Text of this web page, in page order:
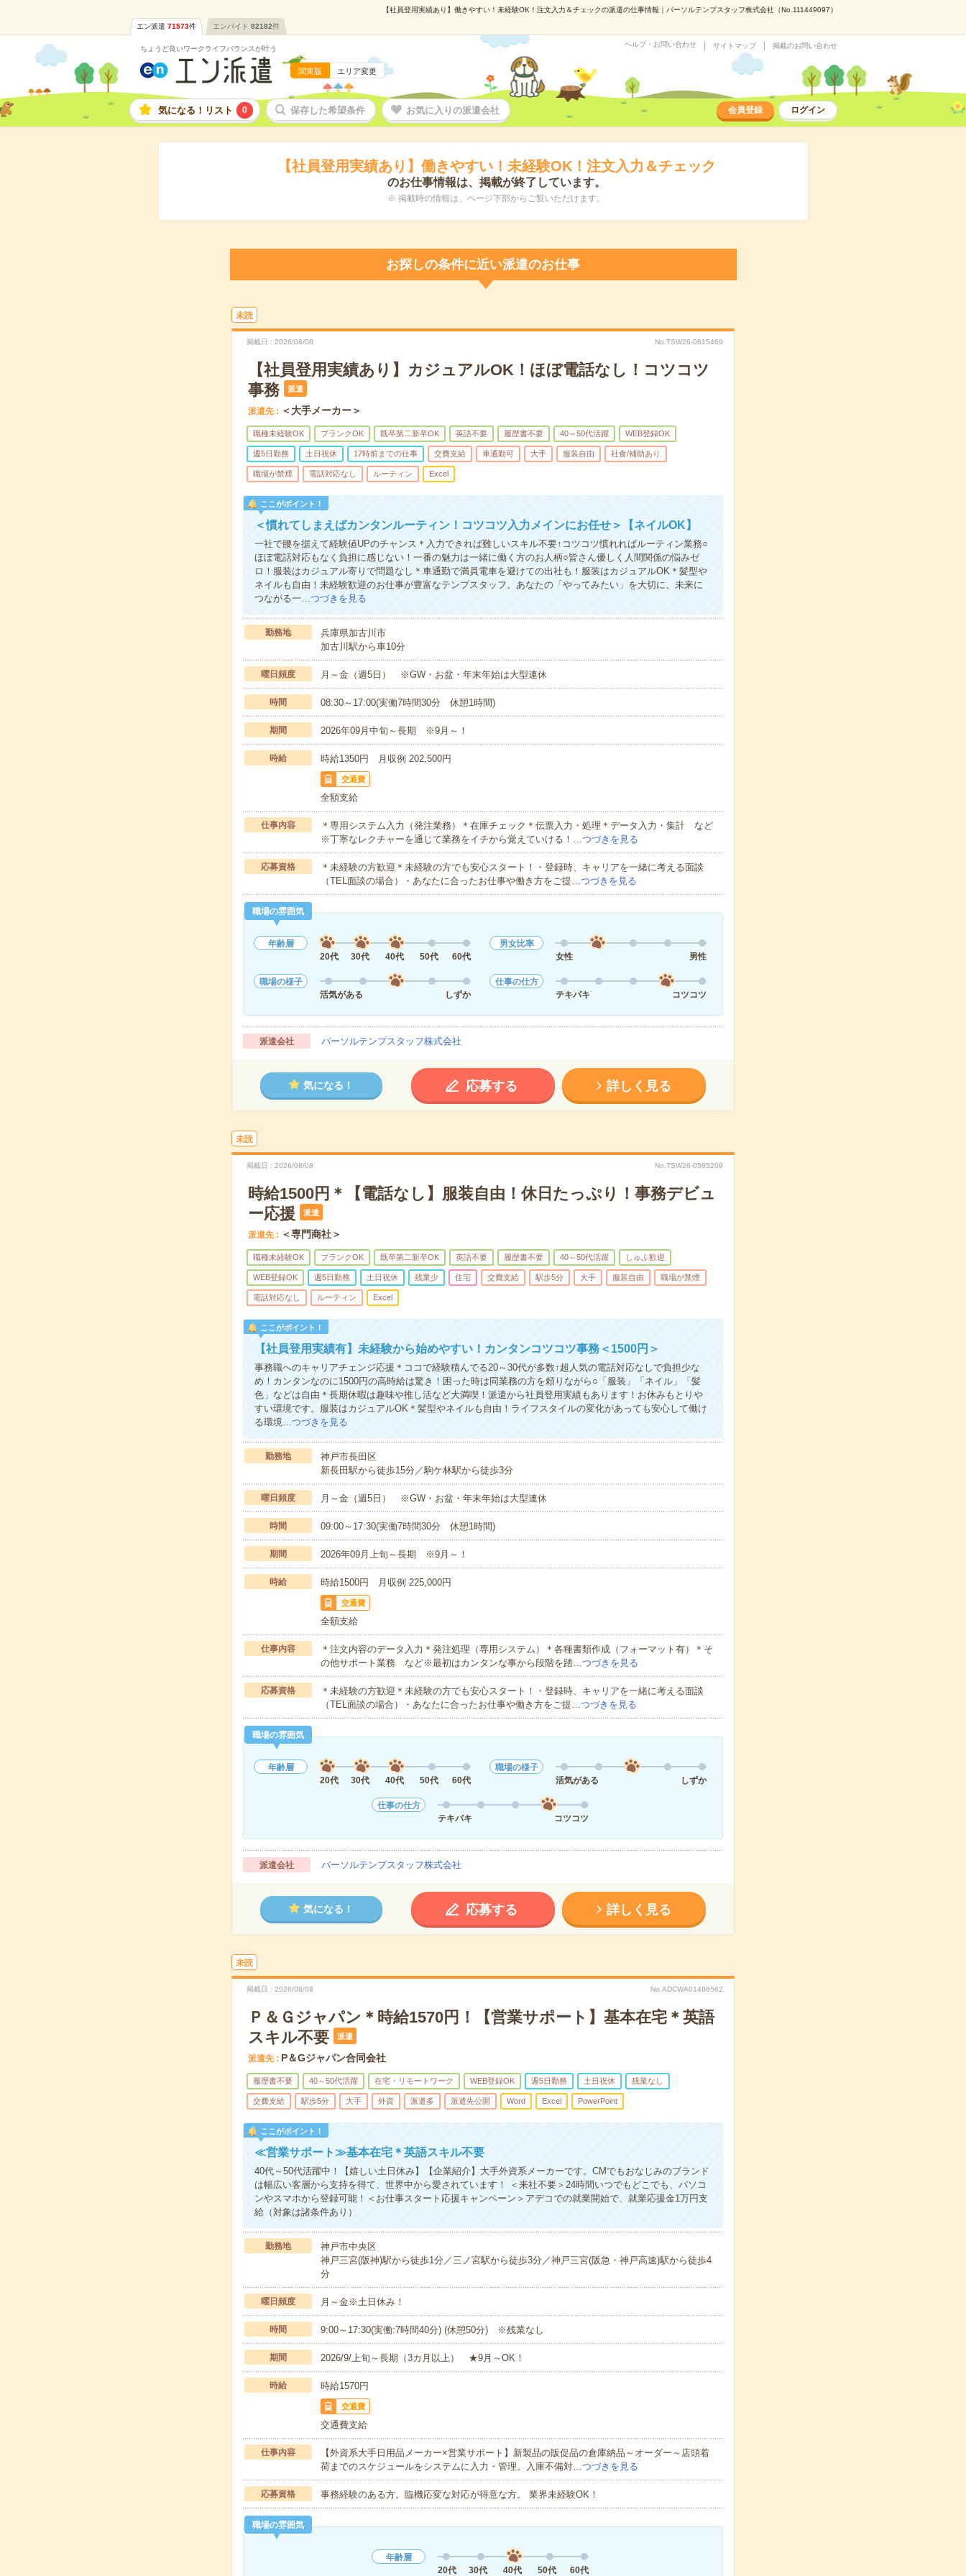
【社員登用実績あり】働きやすい！未経験OK！注文入力＆チェックの派遣の仕事情報｜パーソルテンプスタッフ株式会社（No.111449097）
エン派遣 71573件 エンバイト 82182件
ちょうど良いワークライフバランスが叶う
関東版 エリア変更
ヘルプ・お問い合わせ サイトマップ 掲載のお問い合わせ
気になる！リスト 0 保存した希望条件 お気に入りの派遣会社 会員登録 ログイン
【社員登用実績あり】働きやすい！未経験OK！注文入力＆チェック
のお仕事情報は、掲載が終了しています。
※ 掲載時の情報は、ページ下部からご覧いただけます。
お探しの条件に近い派遣のお仕事
未読
掲載日 2026/08/08 No.TSW26-0615469
【社員登用実績あり】カジュアルOK！ほぼ電話なし！コツコツ
事務
派遣
派遣先 ＜大手メーカー＞
職種未経験OK ブランクOK 既卒第二新卒OK 英語不要 履歴書不要 40～50代活躍 WEB登録OK
週5日勤務 土日祝休 17時前までの仕事 交費支給 車通勤可 大手 服装自由 社食/補助あり
職場が禁煙 電話対応なし ルーティン Excel
ここがポイント！
＜慣れてしまえばカンタンルーティン！コツコツ入力メインにお任せ＞【ネイルOK】
一社で腰を据えて経験値UPのチャンス＊入力できれば難しいスキル不要↑コツコツ慣れればルーティン業務○
ほぼ電話対応もなく負担に感じない！一番の魅力は一緒に働く方のお人柄○皆さん優しく人間関係の悩みゼ
ロ！服装はカジュアル寄りで問題なし＊車通勤で満員電車を避けての出社も！服装はカジュアルOK＊髪型や
ネイルも自由！未経験歓迎のお仕事が豊富なテンプスタッフ。あなたの「やってみたい」を大切に、未来に
つながる一…つづきを見る
勤務地
兵庫県加古川市
加古川駅から車10分
曜日頻度 月～金（週5日） ※GW・お盆・年末年始は大型連休
時間 08:30～17:00(実働7時間30分 休憩1時間)
期間 2026年09月中旬～長期 ※9月～！
時給 時給1350円 月収例 202,500円
交通費
全額支給
仕事内容
＊専用システム入力（発注業務）＊在庫チェック＊伝票入力・処理＊データ入力・集計 など
※丁寧なレクチャーを通じて業務をイチから覚えていける！…つづきを見る
応募資格
＊未経験の方歓迎＊未経験の方でも安心スタート！・登録時、キャリアを一緒に考える面談
（TEL面談の場合）・あなたに合ったお仕事や働き方をご提…つづきを見る
職場の雰囲気
年齢層
20代
30代 40代 50代 60代
男女比率
女性
男性
職場の様子
活気がある
しずか
仕事の仕方
テキパキ
コツコツ
派遣会社 パーソルテンプスタッフ株式会社
気になる！ 応募する 詳しく見る
未読
掲載日 2026/08/08 No.TSW26-0585209
時給1500円＊【電話なし】服装自由！休日たっぷり！事務デビュ
ー応援
派遣
派遣先 ＜専門商社＞
職種未経験OK ブランクOK 既卒第二新卒OK 英語不要 履歴書不要 40～50代活躍 しゅふ歓迎
WEB登録OK 週5日勤務 土日祝休 残業少 住宅 交費支給 駅歩5分 大手 服装自由 職場が禁煙
電話対応なし ルーティン Excel
ここがポイント！
【社員登用実績有】未経験から始めやすい！カンタンコツコツ事務＜1500円＞
事務職へのキャリアチェンジ応援＊ココで経験積んでる20～30代が多数↑超人気の電話対応なしで負担少な
め！カンタンなのに1500円の高時給は驚き！困った時は同業務の方を頼りながら○「服装」「ネイル」「髪
色」などは自由＊長期休暇は趣味や推し活など大満喫！派遣から社員登用実績もあります！お休みもとりや
すい環境です。服装はカジュアルOK＊髪型やネイルも自由！ライフスタイルの変化があっても安心して働け
る環境…つづきを見る
勤務地
神戸市長田区
新長田駅から徒歩15分／駒ケ林駅から徒歩3分
曜日頻度 月～金（週5日） ※GW・お盆・年末年始は大型連休
時間 09:00～17:30(実働7時間30分 休憩1時間)
期間 2026年09月上旬～長期 ※9月～！
時給 時給1500円 月収例 225,000円
交通費
全額支給
仕事内容
＊注文内容のデータ入力＊発注処理（専用システム）＊各種書類作成（フォーマット有）＊そ
の他サポート業務 など※最初はカンタンな事から段階を踏…つづきを見る
応募資格
＊未経験の方歓迎＊未経験の方でも安心スタート！・登録時、キャリアを一緒に考える面談
（TEL面談の場合）・あなたに合ったお仕事や働き方をご提…つづきを見る
職場の雰囲気
年齢層
20代
30代 40代 50代 60代
職場の様子
活気がある
しずか
仕事の仕方
テキパキ
コツコツ
派遣会社 パーソルテンプスタッフ株式会社
気になる！ 応募する 詳しく見る
未読
掲載日 2026/08/08 No.ADCWA01486562
Ｐ＆Ｇジャパン＊時給1570円！【営業サポート】基本在宅＊英語
スキル不要
派遣
派遣先 P＆Gジャパン合同会社
履歴書不要 40～50代活躍 在宅・リモートワーク WEB登録OK 週5日勤務 土日祝休 残業なし
交費支給 駅歩5分 大手 外資 派遣多 派遣先公開 Word Excel PowerPoint
ここがポイント！
≪営業サポート≫基本在宅＊英語スキル不要
40代～50代活躍中！【嬉しい土日休み】【企業紹介】大手外資系メーカーです。CMでもおなじみのブランド
は幅広い客層から支持を得て、世界中から愛されています！ ＜来社不要＞24時間いつでもどこでも、パソコ
ンやスマホから登録可能！＜お仕事スタート応援キャンペーン＞アデコでの就業開始で、就業応援金1万円支
給（対象は諸条件あり）
勤務地
神戸市中央区
神戸三宮(阪神)駅から徒歩1分／三ノ宮駅から徒歩3分／神戸三宮(阪急・神戸高速)駅から徒歩4
分
曜日頻度 月～金※土日休み！
時間 9:00～17:30(実働:7時間40分) (休憩50分) ※残業なし
期間 2026/9/上旬～長期（3カ月以上） ★9月～OK！
時給 時給1570円
交通費
交通費支給
仕事内容
【外資系大手日用品メーカー×営業サポート】新製品の販促品の倉庫納品～オーダー～店頭着
荷までのスケジュールをシステムに入力・管理。入庫不備対…つづきを見る
応募資格 事務経験のある方。臨機応変な対応が得意な方。 業界未経験OK！
職場の雰囲気
年齢層
20代
30代 40代 50代 60代